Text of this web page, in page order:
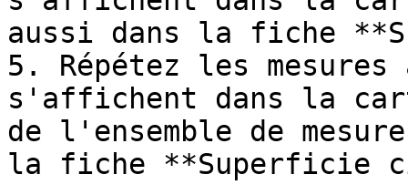
aussi dans la fiche
5. Répétez les
s'affichent dans la
de l'ensemble de
la fiche **Superficie